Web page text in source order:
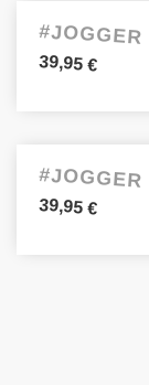
39,95€
39,95€